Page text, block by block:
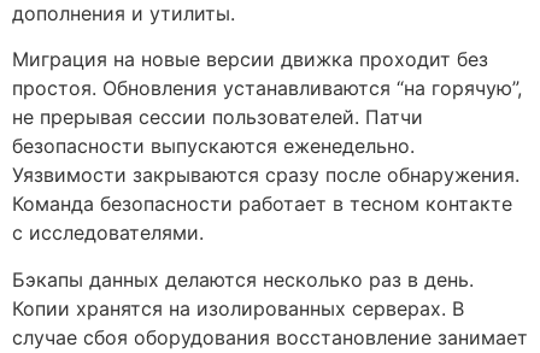
дополнения и утилиты.
Миграция на новые версии движка проходит без
простоя. Обновления устанавливаются “на горячую”,
не прерывая сессии пользователей. Патчи
безопасности выпускаются еженедельно.
Уязвимости закрываются сразу после обнаружения.
Команда безопасности работает в тесном контакте
с исследователями.
Бэкапы данных делаются несколько раз в день.
Копии хранятся на изолированных серверах. В
случае сбоя оборудования восстановление занимает